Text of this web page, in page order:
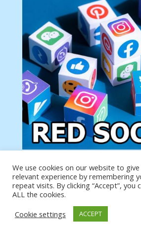
Tu anuncio va aquí
Podemos poner tu anuncio aquí con
producto o página
We use cookies on our website to
relevant experience by remembering
repeat visits. By clicking “Accept”,
ALL the cookies.
Cookie settings
ACCEPT
https://analytics.google.com/analytics/web/?